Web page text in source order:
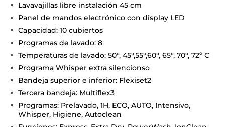
Lavavajillas libre instalación 45 cm
Panel de mandos electrónico con display LED
Capacidad: 10 cubiertos
Programas de lavado: 8
Temperaturas de lavado: 50°, 45°,55°,60°, 65°, 70°, 72º C
Programa Whisper extra silencionso
Bandeja superior e inferior: Flexiset2
Tercera bandeja: Multiflex3
Programas: Prelavado, 1H, ECO, AUTO, Intensivo,
Whisper, Higiene, Autoclean